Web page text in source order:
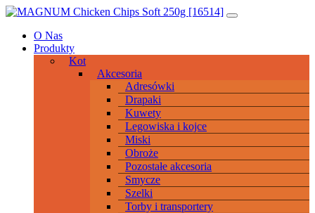
Przeskocz
treści
Main
Navigation
O Nas
Produkty
Kot
Akcesoria
Adresówki
Drapaki
Kuwety
Legowiska i kojce
Miski
Obroże
Pozostałe akcesoria
Smycze
Szelki
Torby i transportery